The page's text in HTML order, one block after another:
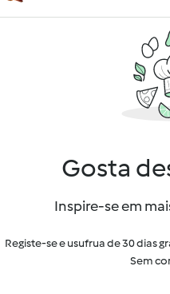
Gosta
Inspire-se em
Registe-se e usufrua de 30 dias
Sem